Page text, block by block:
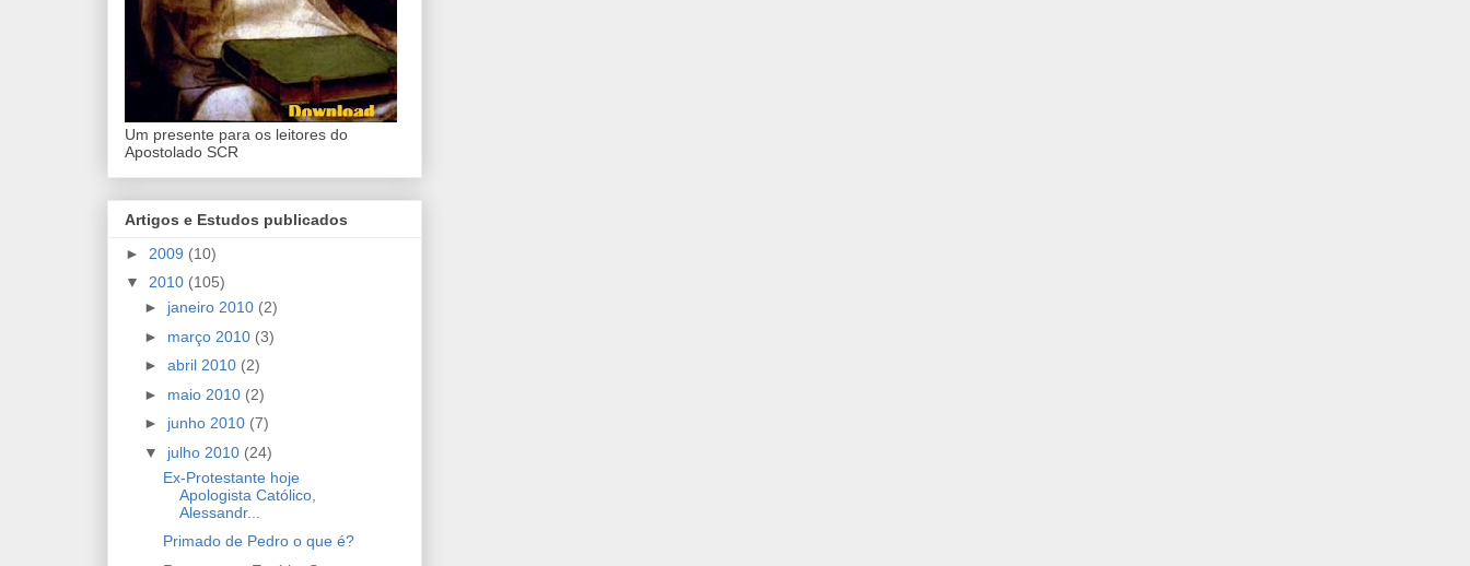
Um presente para os leitores do
Apostolado SCR
Artigos e Estudos publicados
► 2009 (10)
▼ 2010 (105)
► janeiro 2010 (2)
► março 2010 (3)
► abril 2010 (2)
► maio 2010 (2)
► junho 2010 (7)
▼ julho 2010 (24)
Ex-Protestante hoje
Apologista Católico,
Alessandr...
Primado de Pedro o que é?